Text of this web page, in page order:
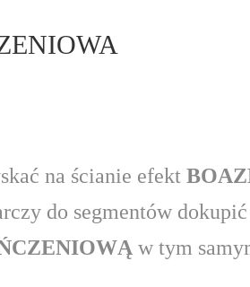
na ścianie efekt
do segmentów
w tym